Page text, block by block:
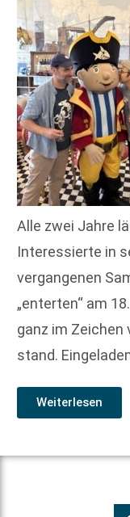
Alle zwei Jahre
Interessierte in
vergangenen
„enterten“ am
ganz im Zeichen
stand.
Weiterlesen